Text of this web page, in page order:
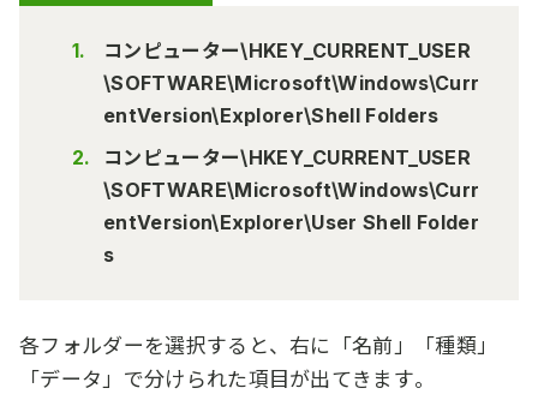
コンピューター\HKEY_CURRENT_USER
\SOFTWARE\Microsoft\Windows\Curr
entVersion\Explorer\Shell Folders
コンピューター\HKEY_CURRENT_USER
\SOFTWARE\Microsoft\Windows\Curr
entVersion\Explorer\User Shell Folder
s
各フォルダーを選択すると、右に「名前」「種類」
「データ」で分けられた項目が出てきます。